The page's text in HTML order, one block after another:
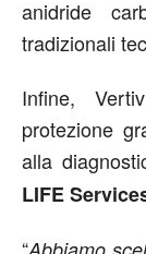
anidride
tradizionali
Infine,
protezione
alla
LIFE